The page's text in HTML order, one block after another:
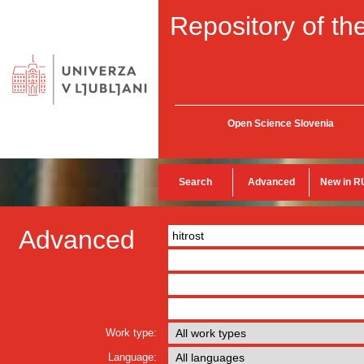
Repository of
Open Science Slovenia
Search Advanced New in
Advanced
Work type:
Language: